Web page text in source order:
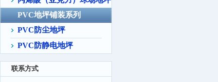
PVC地坪铺装系列
PVC防尘地坪
PVC防静电地坪
联系方式